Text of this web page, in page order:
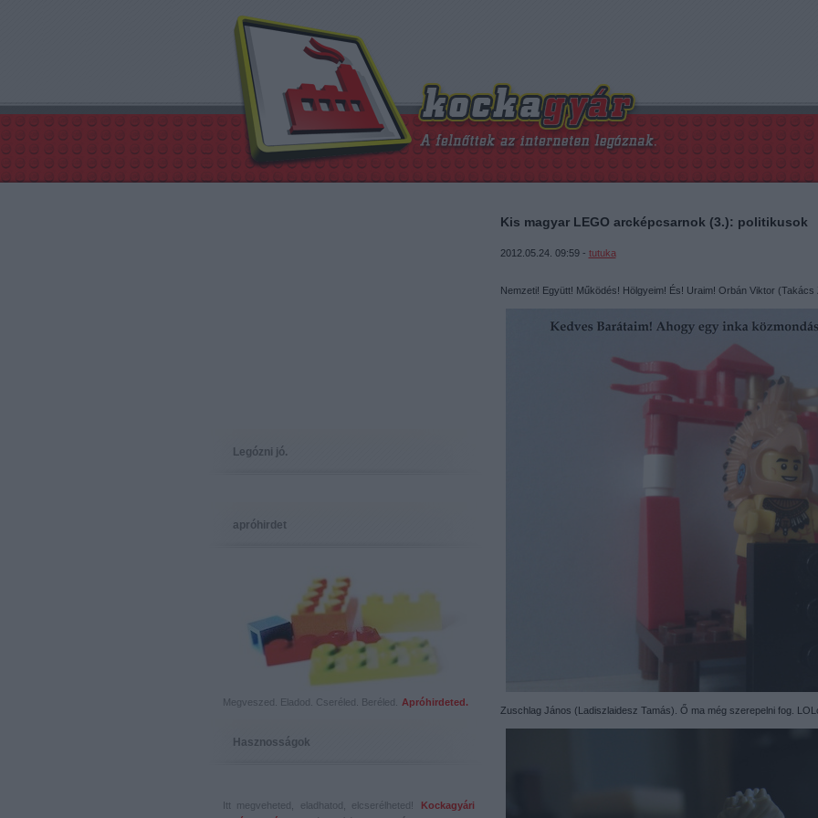
Legózni jó.
apróhirdet
Megveszed. Eladod. Cseréled. Beréled. Apróhirdeted.
Hasznosságok
Itt megveheted, eladhatod, elcserélheted!
Kockagyári
Kis magyar LEGO arcképcsarnok (3.): politikusok
2012.05.24. 09:59 - tutuka
Nemzeti! Együtt! Működés! Hölgyeim! És! Uraim! Orbán Viktor (Takács
Zuschlag János (Ladiszlaidesz Tamás). Ő ma még szerepelni fog.